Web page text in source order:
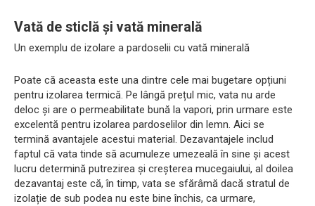
Vată de sticlă și vată minerală
Un exemplu de izolare a pardoselii cu vată minerală
Poate că aceasta este una dintre cele mai bugetare opțiuni
pentru izolarea termică. Pe lângă prețul mic, vata nu arde
deloc și are o permeabilitate bună la vapori, prin urmare este
excelentă pentru izolarea pardoselilor din lemn. Aici se
termină avantajele acestui material. Dezavantajele includ
faptul că vata tinde să acumuleze umezeală în sine și acest
lucru determină putrezirea și creșterea mucegaiului, al doilea
dezavantaj este că, în timp, vata se sfărâmă dacă stratul de
izolație de sub podea nu este bine închis, ca urmare,